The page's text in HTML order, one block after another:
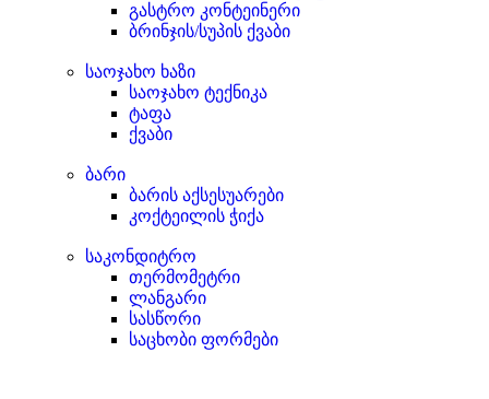
გასტრო კონტეინერი
ბრინჯის/სუპის ქვაბი
საოჯახო ხაზი
საოჯახო ტექნიკა
ტაფა
ქვაბი
ბარი
ბარის აქსესუარები
კოქტეილის ჭიქა
საკონდიტრო
თერმომეტრი
ლანგარი
სასწორი
საცხობი ფორმები